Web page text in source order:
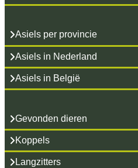
Asiels per provincie
Asiels in Nederland
Asiels in België
Gevonden dieren
Koppels
Langzitters